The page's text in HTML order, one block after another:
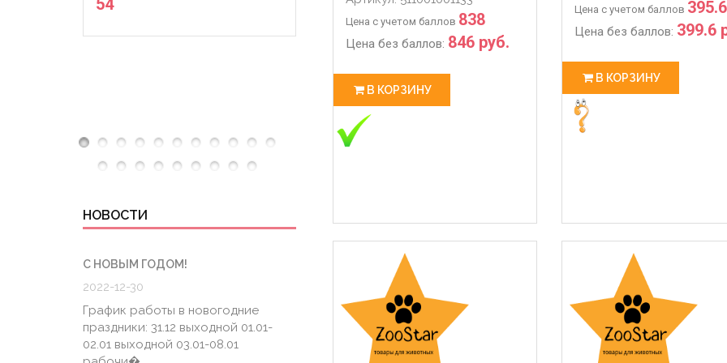
54 102.48
НОВОСТИ
С НОВЫМ ГОДОМ!
2022-12-30
График работы в новогодние
праздники: 31.12 выходной 01.01-
02.01 выходной 03.01-08.01
ГРАФИК РАБОТЫ С 28.03 ПО 06.04
График работы магазина с 28.03 по
6.04 Колл-центр работает в
штатном режиме по график
ЖДЕМ ВАС В НАШЕМ
2020-03-14
💥💥💥Магазин-склад Ждем
покупками для Ваших
Адрес : Л�
Цена с учетом баллов 838
Цена без баллов: 846 руб.
В КОРЗИНУ
Цена с учетом баллов 395.6
Цена без баллов: 399.6
В КОРЗИНУ